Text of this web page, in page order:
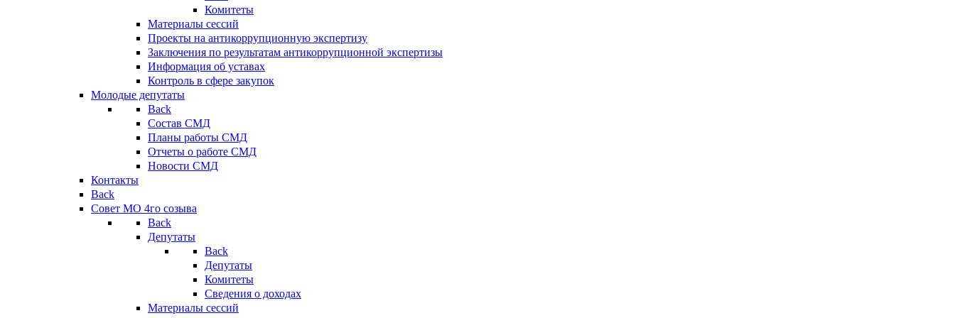
Комитеты
Материалы сессий
Проекты на антикоррупционную экспертизу
Заключения по результатам антикоррупционной экспертизы
Информация об уставах
Контроль в сфере закупок
Молодые депутаты
Back
Состав СМД
Планы работы СМД
Отчеты о работе СМД
Новости СМД
Контакты
Back
Совет МО 4го созыва
Back
Депутаты
Back
Депутаты
Комитеты
Сведения о доходах
Материалы сессий